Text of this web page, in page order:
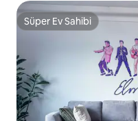
Süper Ev Sahibi
Süper Ev Sahibi